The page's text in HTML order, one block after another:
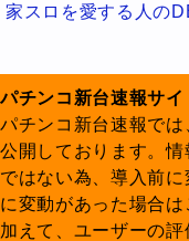
家スロを愛する人の
パチンコ新台速報サイ
パチンコ新台速報で
公開しております。
ではない為、導入前
に変動があった場合
加えて、ユーザーの評